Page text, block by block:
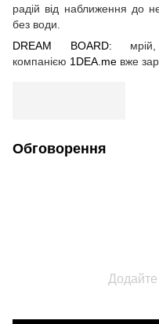
радій від наближення до
без води.
DREAM BOARD:
компанією 1DEA.me вже
Обговорення
Додайте